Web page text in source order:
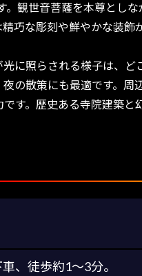
観世音菩薩を本尊としな
巧な彫刻や鮮やかな装飾
に照らされる様子は、ど
の散策にも最適です。周
す。歴史ある寺院建築と
、徒歩約1～3分。